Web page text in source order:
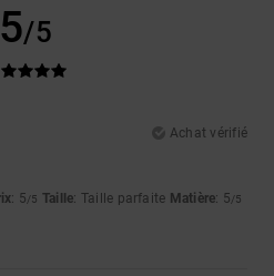
5/5
Achat vérifié
: 5/5 Taille: Taille parfaite Matière: 5/5